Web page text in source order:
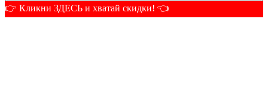
👉 Кликни ЗДЕСЬ и хватай скидки! 👈